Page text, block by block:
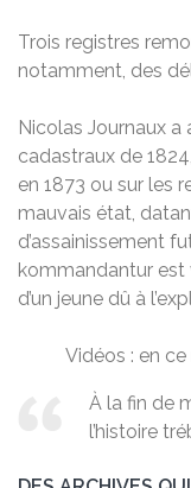
Trois registres
notamment, des
Nicolas Journaux
cadastraux de
en 1873 ou sur les
mauvais état,
d’assainissement
kommandantur est
d’un jeune dû à
Vidéos : en
À la fin de
l’histoire